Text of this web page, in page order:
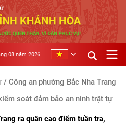
08 năm 2026
/ Công an phường Bắc Nha Trang
soát đảm bảo an nình trật tự
ra quân cao điểm tuần tra,